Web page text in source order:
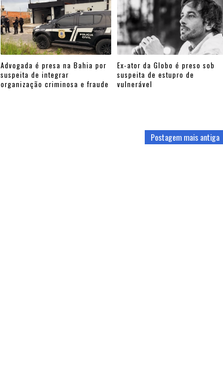
Advogada é presa na Bahia por
suspeita de integrar
organização criminosa e fraude
Ex-ator da Globo é preso sob
suspeita de estupro de
vulnerável
Postagem mais antiga